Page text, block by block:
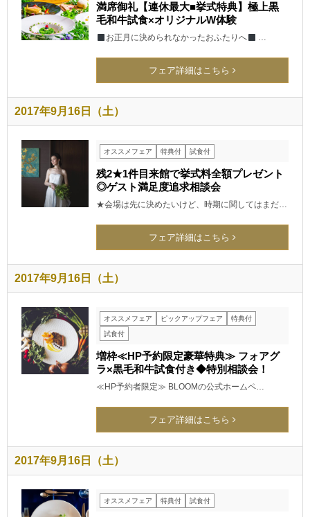
満席御礼【連休最大■挙式特典】極上黒
毛和牛試食×オリジナルW体験
お正月に決められなかったおふたりへ …
フェア詳細はこちら
2017年9月16日（土）
オススメフェア 特典付 試食付
残2★1件目来館で挙式料全額プレゼント
◎ゲスト満足度追求相談会
★会場は先に決めたいけど、時期に関してはまだ…
フェア詳細はこちら
2017年9月16日（土）
オススメフェア ピックアップフェア
特典付
試食付
増枠≪HP予約限定豪華特典≫ フォアグ
ラ×黒毛和牛試食付き◆特別相談会！
≪HP予約者限定≫ BLOOMの公式ホームペ…
フェア詳細はこちら
2017年9月16日（土）
オススメフェア 特典付 試食付